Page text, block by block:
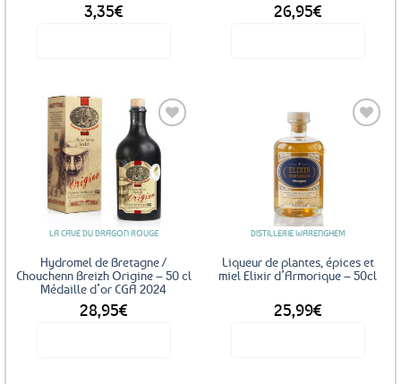
3,35€ 26,95€
Ajouter
aux
favoris
LA CAVE DU DRAGON ROUGE
Hydromel de Bretagne /
Chouchenn Breizh Origine – 50 cl
Médaille d’or CGA 2024
28,95€
DISTILLERIE WARENGHEM
Liqueur de plantes, épices et
miel Elixir d’Armorique – 50cl
25,99€